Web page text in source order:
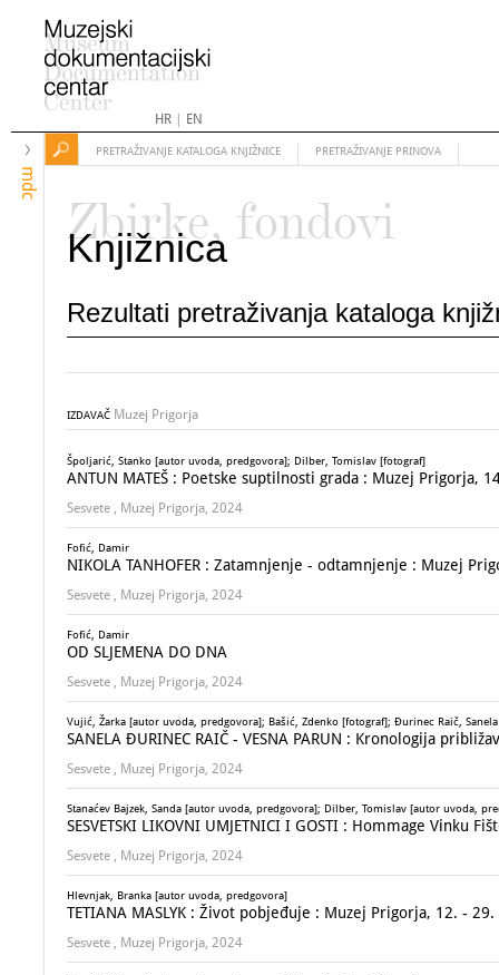
HR| EN
mdc
PRETRAŽIVANJE KATALOGA KNJIŽNICE PRETRAŽIVANJE PRINOVA
Zbirke, fondovi
Knjižnica
Rezultati pretraživanja kataloga
IZDAVAČ Muzej Prigorja
Špoljarić, Stanko [autor uvoda, predgovora]; Dilber, Tomislav [fotograf]
ANTUN MATEŠ : Poetske suptilnosti grada : Muzej Prigorja,
Sesvete , Muzej Prigorja, 2024
Fofić, Damir
NIKOLA TANHOFER : Zatamnjenje - odtamnjenje : Muzej
Sesvete , Muzej Prigorja, 2024
Fofić, Damir
OD SLJEMENA DO DNA
Sesvete , Muzej Prigorja, 2024
Vujić, Žarka [autor uvoda, predgovora]; Bašić, Zdenko [fotograf]; Đurinec Raič,
SANELA ĐURINEC RAIČ - VESNA PARUN : Kronologija
Sesvete , Muzej Prigorja, 2024
Stanaćev Bajzek, Sanda [autor uvoda, predgovora]; Dilber, Tomislav [autor uvoda,
SESVETSKI LIKOVNI UMJETNICI I GOSTI : Hommage Vinku
Sesvete , Muzej Prigorja, 2024
Hlevnjak, Branka [autor uvoda, predgovora]
TETIANA MASLYK : Život pobjeđuje : Muzej Prigorja, 12. -
Sesvete , Muzej Prigorja, 2024